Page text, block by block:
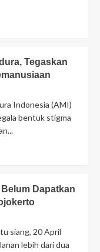
Tegaskan
Indonesia (AMI)
bentuk stigma
Dapatkan
siang, 20 April
lebih dari dua